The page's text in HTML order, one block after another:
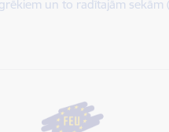
un to radītajām sekām